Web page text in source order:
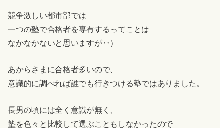
競争激しい都市部では
一つの塾で合格者を専有するってことは
なかなかないと思いますが‥）
あからさまに合格者多いので、
意識的に調べれば誰でも行きつける塾ではありました。
長男の頃には全く意識が無く、
塾を色々と比較して選ぶこともしなかったので